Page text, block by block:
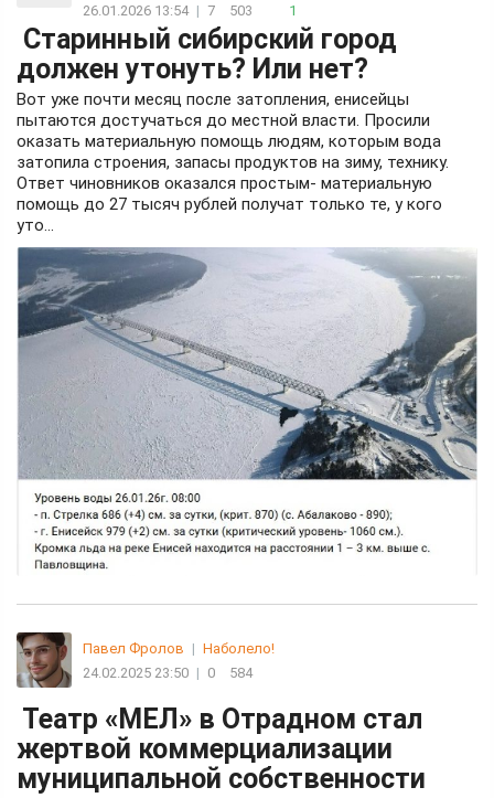
26.01.2026 13:54 | 7 503 1
Старинный сибирский город
должен утонуть? Или нет?
Вот уже почти месяц после затопления, енисейцы
пытаются достучаться до местной власти. Просили
оказать материальную помощь людям, которым вода
затопила строения, запасы продуктов на зиму, технику.
Ответ чиновников оказался простым- материальную
помощь до 27 тысяч рублей получат только те, у кого
уто...
Павел Фролов | Наболело!
24.02.2025 23:50 | 0 584
Театр «МЕЛ» в Отрадном стал
жертвой коммерциализации
муниципальной собственности